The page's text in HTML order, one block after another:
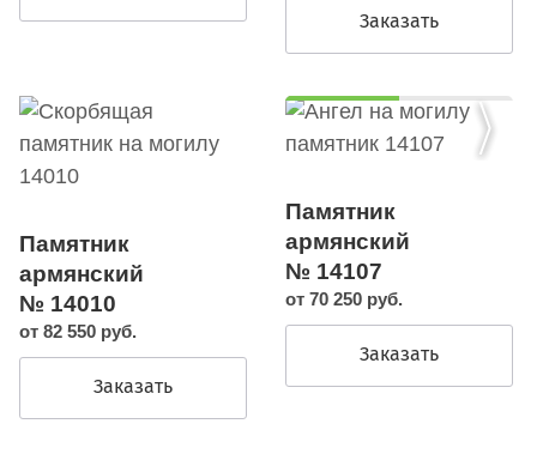
Заказать
Памятник
армянский
№ 14010
от 82 550 руб.
Заказать
Памятник
армянский
№ 14107
от 70 250 руб.
Заказать